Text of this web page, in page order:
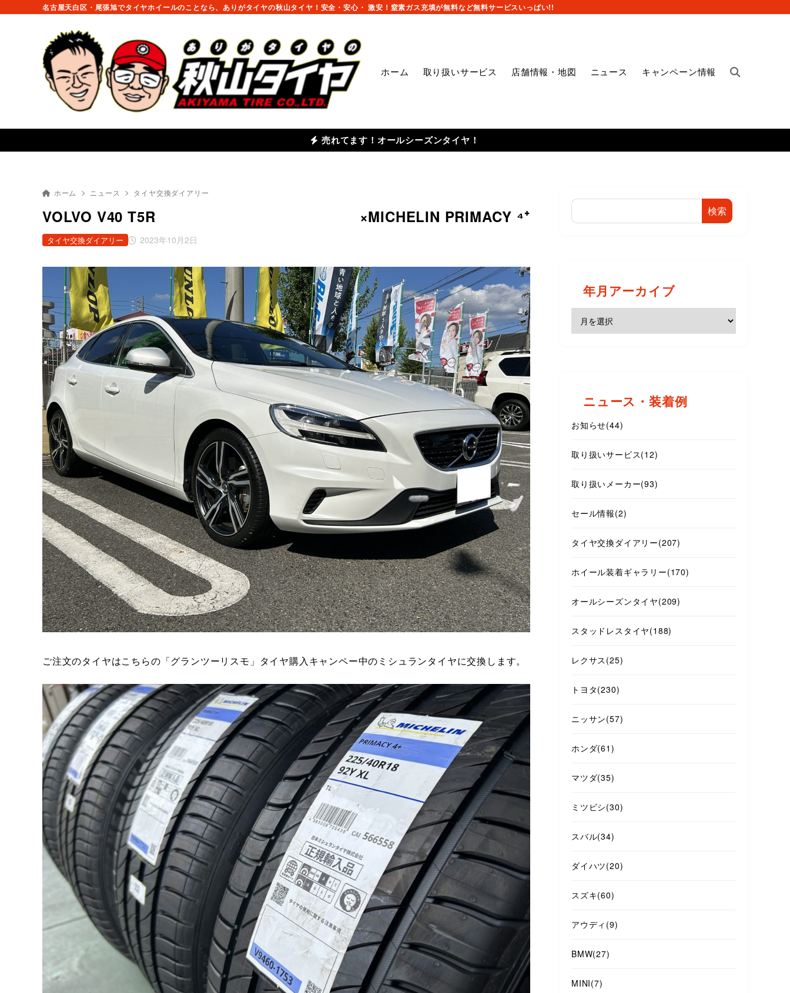
名古屋天白区・尾張旭でタイヤホイールのことなら、ありがタイヤの秋山タイヤ！安全・安心・ 激安！窒素ガス充填が無料など無料サービスいっぱい!!
ホーム 取り扱いサービス 店舗情報・地図 ニュース キャンペーン情報
売れてます！オールシーズンタイヤ！
ホーム ニュース タイヤ交換ダイアリー
VOLVO V40 T5R ×MICHELIN PRIMACY ⁴⁺
2023年10月2日
タイヤ交換ダイアリー
ご注文のタイヤはこちらの「グランツーリスモ」タイヤ購入キャンペー中のミシュランタイヤに交換します。
検索
年月アーカイブ
ニュース・装着例
お知らせ(44)
取り扱いサービス(12)
取り扱いメーカー(93)
セール情報(2)
タイヤ交換ダイアリー(207)
ホイール装着ギャラリー(170)
オールシーズンタイヤ(209)
スタッドレスタイヤ(188)
レクサス (25)
トヨタ(230)
ニッサン(57)
ホンダ(61)
マツダ(35)
ミツビシ(30)
スバル(34)
ダイハツ(20)
スズキ(60)
アウディ (9)
BMW(27)
MINI(7)